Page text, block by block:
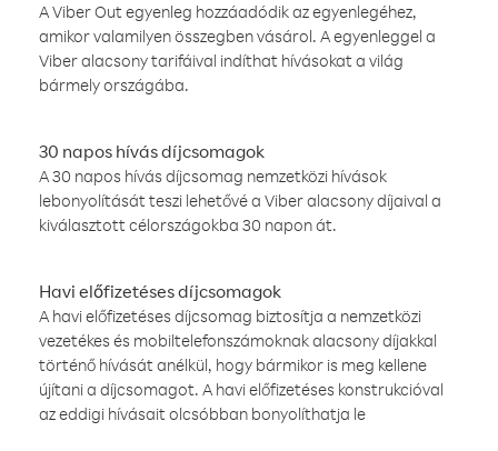
A Viber Out egyenleg hozzáadódik az egyenlegéhez,
amikor valamilyen összegben vásárol. A egyenleggel a
Viber alacsony tarifáival indíthat hívásokat a világ
bármely országába.
30 napos hívás díjcsomagok
A 30 napos hívás díjcsomag nemzetközi hívások
lebonyolítását teszi lehetővé a Viber alacsony díjaival a
kiválasztott célországokba 30 napon át.
Havi előfizetéses díjcsomagok
A havi előfizetéses díjcsomag biztosítja a nemzetközi
vezetékes és mobiltelefonszámoknak alacsony díjakkal
történő hívását anélkül, hogy bármikor is meg kellene
újítani a díjcsomagot. A havi előfizetéses konstrukcióval
az eddigi hívásait olcsóbban bonyolíthatja le